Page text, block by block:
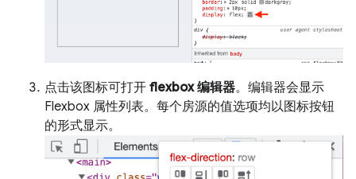
点击该图标可打开 flexbox 编辑器。编辑器会显示
Flexbox 属性列表。每个房源的值选项均以图标按钮
的形式显示。